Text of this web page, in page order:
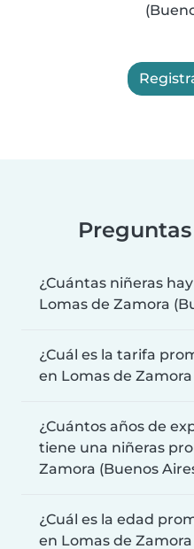
¿Cuántas niñeras
Lomas de Zamora
¿Cuál es la tarifa
en Lomas de
¿Cuántos años de
tiene una niñeras
Zamora (Buenos
¿Cuál es la edad
en Lomas de